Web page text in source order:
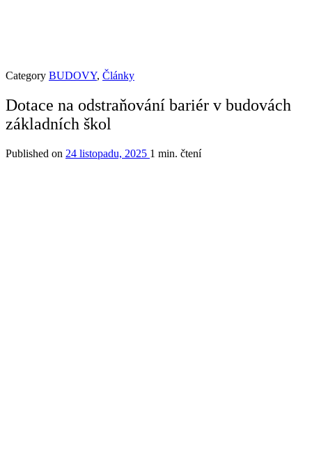
Category BUDOVY, Články
Dotace na odstraňování bariér v budovách
základních škol
Published on 24 listopadu, 2025 1 min. čtení